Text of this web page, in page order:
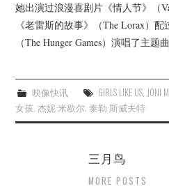
她出演过浪漫喜剧片《情人节》（
《老雷斯的故事》（The Lorax）配
（The Hunger Games）演唱了主题曲
映像快讯 GIRLS LIKE US, JONI
女孩,杰妮·米歇尔, 泰勒·斯威夫特
三月鸟
MORE POSTS